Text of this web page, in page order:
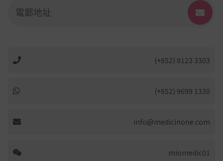
(+852) 8123 3303
(+852) 9699 1330
info@medicinone.com
miomedic01